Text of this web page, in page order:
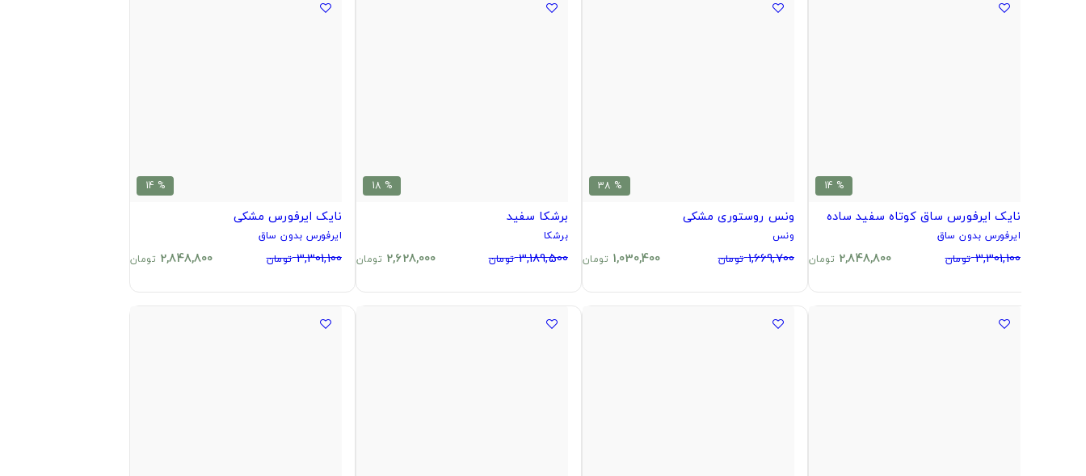
% 14
نایک ایرفورس ساق کوتاه سفید ساده
ایرفورس بدون ساق
3,301,100 تومان 2,848,800 تومان
% 38
ونس روستوری مشکی
ونس
1,669,700 تومان 1,030,400 تومان
% 18
برشکا سفید
برشکا
3,189,500 تومان 2,628,000 تومان
% 14
نایک ایرفورس مشکی
ایرفورس بدون ساق
3,301,100 تومان 2,848,800 تومان